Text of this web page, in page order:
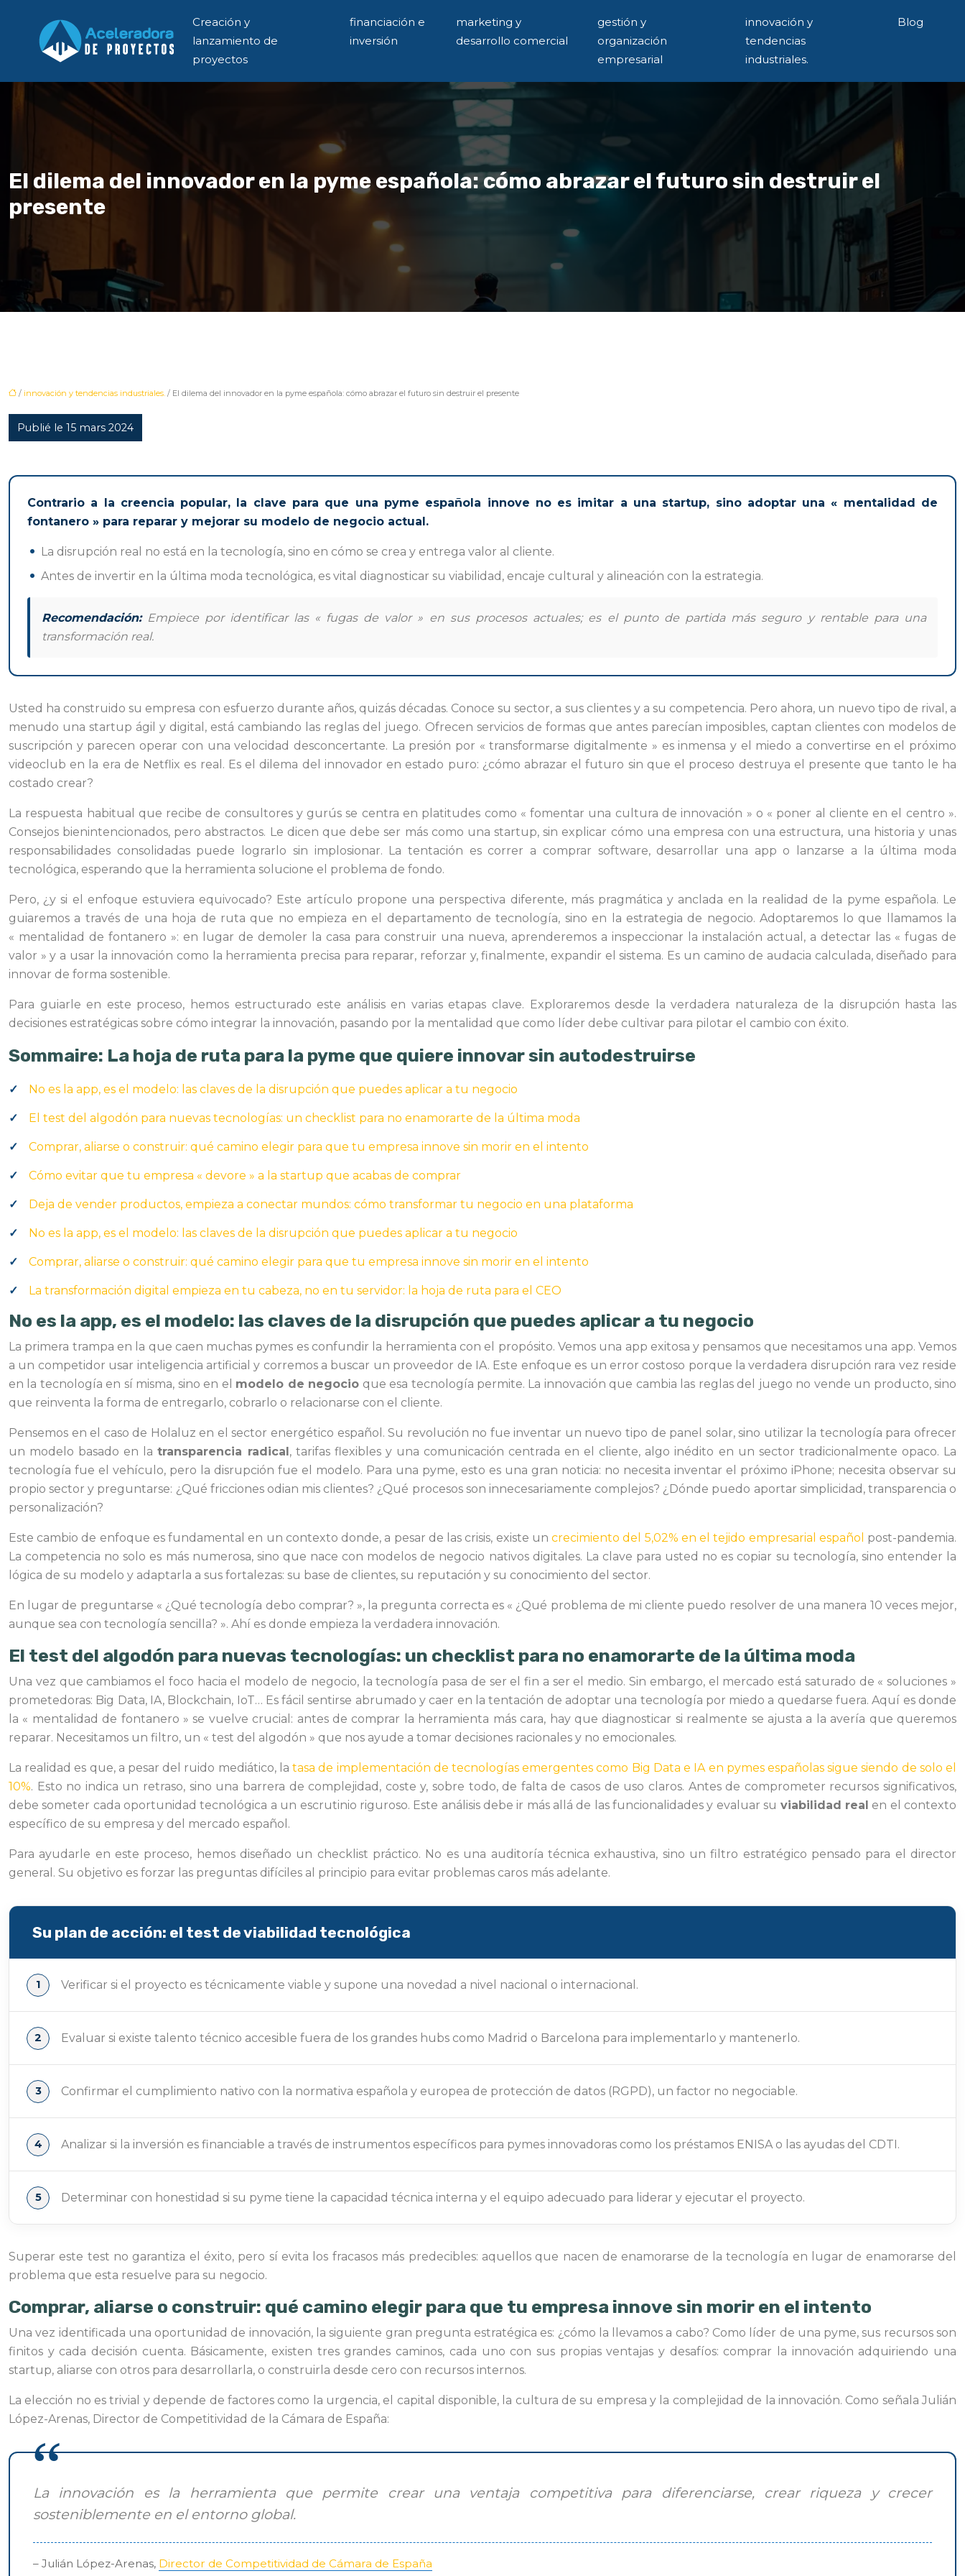
Creación y
lanzamiento de
proyectos
financiación e
inversión
marketing y
desarrollo comercial
gestión y
organización
empresarial
innovación y
tendencias
industriales.
Blog
El dilema del innovador en la pyme española: cómo abrazar el futuro sin destruir el
presente
/ innovación y tendencias industriales. / El dilema del innovador en la pyme española: cómo abrazar el futuro sin destruir el presente
Publié le 15 mars 2024
Contrario a la creencia popular, la clave para que una pyme española innove no es imitar a una startup, sino adoptar una « mentalidad de
fontanero » para reparar y mejorar su modelo de negocio actual.
La disrupción real no está en la tecnología, sino en cómo se crea y entrega valor al cliente.
Antes de invertir en la última moda tecnológica, es vital diagnosticar su viabilidad, encaje cultural y alineación con la estrategia.
Recomendación:Empiece por identificar las « fugas de valor » en sus procesos actuales; es el punto de partida más seguro y rentable para una
transformación real.
Usted ha construido su empresa con esfuerzo durante años, quizás décadas. Conoce su sector, a sus clientes y a su competencia. Pero ahora, un nuevo tipo de rival, a
menudo una startup ágil y digital, está cambiando las reglas del juego. Ofrecen servicios de formas que antes parecían imposibles, captan clientes con modelos de
suscripción y parecen operar con una velocidad desconcertante. La presión por « transformarse digitalmente » es inmensa y el miedo a convertirse en el próximo
videoclub en la era de Netflix es real. Es el dilema del innovador en estado puro: ¿cómo abrazar el futuro sin que el proceso destruya el presente que tanto le ha
costado crear?
La respuesta habitual que recibe de consultores y gurús se centra en platitudes como « fomentar una cultura de innovación » o « poner al cliente en el centro ».
Consejos bienintencionados, pero abstractos. Le dicen que debe ser más como una startup, sin explicar cómo una empresa con una estructura, una historia y unas
responsabilidades consolidadas puede lograrlo sin implosionar. La tentación es correr a comprar software, desarrollar una app o lanzarse a la última moda
tecnológica, esperando que la herramienta solucione el problema de fondo.
Pero, ¿y si el enfoque estuviera equivocado? Este artículo propone una perspectiva diferente, más pragmática y anclada en la realidad de la pyme española. Le
guiaremos a través de una hoja de ruta que no empieza en el departamento de tecnología, sino en la estrategia de negocio. Adoptaremos lo que llamamos la
« mentalidad de fontanero »: en lugar de demoler la casa para construir una nueva, aprenderemos a inspeccionar la instalación actual, a detectar las « fugas de
valor » y a usar la innovación como la herramienta precisa para reparar, reforzar y, finalmente, expandir el sistema. Es un camino de audacia calculada, diseñado para
innovar de forma sostenible.
Para guiarle en este proceso, hemos estructurado este análisis en varias etapas clave. Exploraremos desde la verdadera naturaleza de la disrupción hasta las
decisiones estratégicas sobre cómo integrar la innovación, pasando por la mentalidad que como líder debe cultivar para pilotar el cambio con éxito.
Sommaire: La hoja de ruta para la pyme que quiere innovar sin autodestruirse
No es la app, es el modelo: las claves de la disrupción que puedes aplicar a tu negocio
El test del algodón para nuevas tecnologías: un checklist para no enamorarte de la última moda
Comprar, aliarse o construir: qué camino elegir para que tu empresa innove sin morir en el intento
Cómo evitar que tu empresa « devore » a la startup que acabas de comprar
Deja de vender productos, empieza a conectar mundos: cómo transformar tu negocio en una plataforma
No es la app, es el modelo: las claves de la disrupción que puedes aplicar a tu negocio
Comprar, aliarse o construir: qué camino elegir para que tu empresa innove sin morir en el intento
La transformación digital empieza en tu cabeza, no en tu servidor: la hoja de ruta para el CEO
No es la app, es el modelo: las claves de la disrupción que puedes aplicar a tu negocio
La primera trampa en la que caen muchas pymes es confundir la herramienta con el propósito. Vemos una app exitosa y pensamos que necesitamos una app. Vemos
a un competidor usar inteligencia artificial y corremos a buscar un proveedor de IA. Este enfoque es un error costoso porque la verdadera disrupción rara vez reside
en la tecnología en sí misma, sino en el modelo de negocio que esa tecnología permite. La innovación que cambia las reglas del juego no vende un producto, sino
que reinventa la forma de entregarlo, cobrarlo o relacionarse con el cliente.
Pensemos en el caso de Holaluz en el sector energético español. Su revolución no fue inventar un nuevo tipo de panel solar, sino utilizar la tecnología para ofrecer
un modelo basado en latransparencia radical, tarifas flexibles y una comunicación centrada en el cliente, algo inédito en un sector tradicionalmente opaco. La
tecnología fue el vehículo, pero la disrupción fue el modelo. Para una pyme, esto es una gran noticia: no necesita inventar el próximo iPhone; necesita observar su
propio sector y preguntarse: ¿Qué fricciones odian mis clientes? ¿Qué procesos son innecesariamente complejos? ¿Dónde puedo aportar simplicidad, transparencia o
personalización?
Este cambio de enfoque es fundamental en un contexto donde, a pesar de las crisis, existe uncrecimiento del 5,02% en el tejido empresarial español post-pandemia.
La competencia no solo es más numerosa, sino que nace con modelos de negocio nativos digitales. La clave para usted no es copiar su tecnología, sino entender la
lógica de su modelo y adaptarla a sus fortalezas: su base de clientes, su reputación y su conocimiento del sector.
En lugar de preguntarse « ¿Qué tecnología debo comprar? », la pregunta correcta es « ¿Qué problema de mi cliente puedo resolver de una manera 10 veces mejor,
aunque sea con tecnología sencilla? ». Ahí es donde empieza la verdadera innovación.
El test del algodón para nuevas tecnologías: un checklist para no enamorarte de la última moda
Una vez que cambiamos el foco hacia el modelo de negocio, la tecnología pasa de ser el fin a ser el medio. Sin embargo, el mercado está saturado de « soluciones »
prometedoras: Big Data, IA, Blockchain, IoT… Es fácil sentirse abrumado y caer en la tentación de adoptar una tecnología por miedo a quedarse fuera. Aquí es donde
la « mentalidad de fontanero » se vuelve crucial: antes de comprar la herramienta más cara, hay que diagnosticar si realmente se ajusta a la avería que queremos
reparar. Necesitamos un filtro, un « test del algodón » que nos ayude a tomar decisiones racionales y no emocionales.
La realidad es que, a pesar del ruido mediático, latasa de implementación de tecnologías emergentes como Big Data e IA en pymes españolas sigue siendo de solo el
10%. Esto no indica un retraso, sino una barrera de complejidad, coste y, sobre todo, de falta de casos de uso claros. Antes de comprometer recursos significativos,
debe someter cada oportunidad tecnológica a un escrutinio riguroso. Este análisis debe ir más allá de las funcionalidades y evaluar su viabilidad real en el contexto
específico de su empresa y del mercado español.
Para ayudarle en este proceso, hemos diseñado un checklist práctico. No es una auditoría técnica exhaustiva, sino un filtro estratégico pensado para el director
general. Su objetivo es forzar las preguntas difíciles al principio para evitar problemas caros más adelante.
Su plan de acción: el test de viabilidad tecnológica
Verificar si el proyecto es técnicamente viable y supone una novedad a nivel nacional o internacional.
Evaluar si existe talento técnico accesible fuera de los grandes hubs como Madrid o Barcelona para implementarlo y mantenerlo.
Confirmar el cumplimiento nativo con la normativa española y europea de protección de datos (RGPD), un factor no negociable.
Analizar si la inversión es financiable a través de instrumentos específicos para pymes innovadoras como los préstamos ENISA o las ayudas del CDTI.
Determinar con honestidad si su pyme tiene la capacidad técnica interna y el equipo adecuado para liderar y ejecutar el proyecto.
Superar este test no garantiza el éxito, pero sí evita los fracasos más predecibles: aquellos que nacen de enamorarse de la tecnología en lugar de enamorarse del
problema que esta resuelve para su negocio.
Comprar, aliarse o construir: qué camino elegir para que tu empresa innove sin morir en el intento
Una vez identificada una oportunidad de innovación, la siguiente gran pregunta estratégica es: ¿cómo la llevamos a cabo? Como líder de una pyme, sus recursos son
finitos y cada decisión cuenta. Básicamente, existen tres grandes caminos, cada uno con sus propias ventajas y desafíos: comprar la innovación adquiriendo una
startup, aliarse con otros para desarrollarla, o construirla desde cero con recursos internos.
La elección no es trivial y depende de factores como la urgencia, el capital disponible, la cultura de su empresa y la complejidad de la innovación. Como señala Julián
López-Arenas, Director de Competitividad de la Cámara de España:
La innovación es la herramienta que permite crear una ventaja competitiva para diferenciarse, crear riqueza y crecer
sosteniblemente en el entorno global.
– Julián López-Arenas, Director de Competitividad de Cámara de España